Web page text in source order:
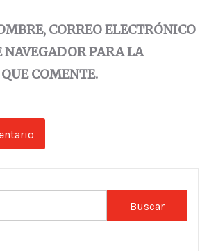
CORREO ELECTRÓNICO
NAVEGADOR PARA LA
COMENTE.